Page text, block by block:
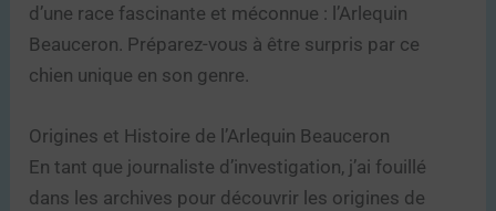
d’une race fascinante et méconnue : l’Arlequin
Beauceron. Préparez-vous à être surpris par ce
chien unique en son genre.
Origines et Histoire de l’Arlequin Beauceron
En tant que journaliste d’investigation, j’ai fouillé
dans les archives pour découvrir les origines de